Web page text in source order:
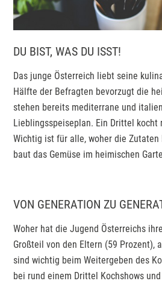
DU BIST, WAS DU ISST!
Das junge Österreich liebt seine
Hälfte der Befragten bevorzugt die
stehen bereits mediterrane und
Lieblingsspeiseplan. Ein Drittel kocht
Wichtig ist für alle, woher die Zutaten
baut das Gemüse im heimischen
VON GENERATION ZU
Woher hat die Jugend Österreichs
Großteil von den Eltern (59 Prozent),
sind wichtig beim Weitergeben des
bei rund einem Drittel Kochshows